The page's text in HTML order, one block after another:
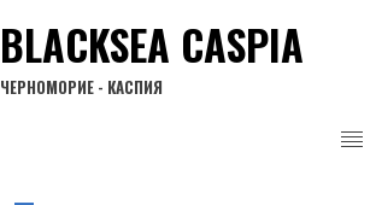
BLACKSEA CASPIA
ЧЕРНОМОРИЕ - КАСПИЯ